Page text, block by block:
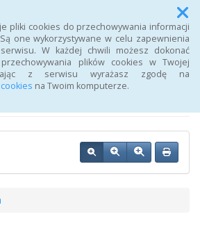
pliki cookies do przechowywania informacji
one wykorzystywane w celu zapewnienia
W każdej chwili możesz dokonać
plików cookies w Twojej
z serwisu wyrażasz zgodę na
na Twoim komputerze.
Menu
Urzędu Pracy